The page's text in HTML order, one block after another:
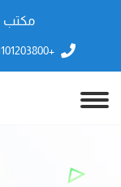
مكتب
+01101203800